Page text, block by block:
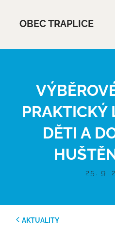
OBEC TRAPLICE
PRAKTICKÝ
DĚTI A
25. 9.
AKTUALITY